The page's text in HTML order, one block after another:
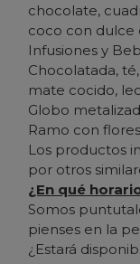
chocolate,
coco con dulce
Infusiones y
Chocolatada,
mate cocido,
Globo
Ramo con
Los productos
por otros
¿En qué
Somos
pienses en la
¿Estará